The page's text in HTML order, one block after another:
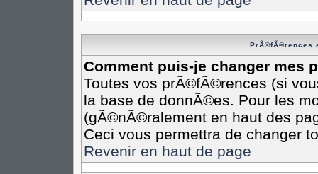
PrÃ©fÃ©rences
Comment puis-je changer mes
Toutes vos prÃ©fÃ©rences (si
la base de donnÃ©es. Pour les
(gÃ©nÃ©ralement en haut des
Ceci vous permettra de changer
Revenir en haut de page